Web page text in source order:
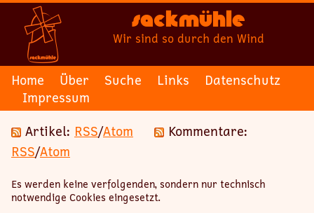
Sackmühle
Wir sind so durch den Wind
Home Über Suche Links
Datenschutz
Impressum
Artikel: RSS/Atom
Kommentare:
RSS/Atom
Es werden keine verfolgenden, sondern nur technisch
notwendige Cookies eingesetzt.